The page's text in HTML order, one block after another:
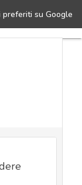
preferiti su Google
Deloitte”